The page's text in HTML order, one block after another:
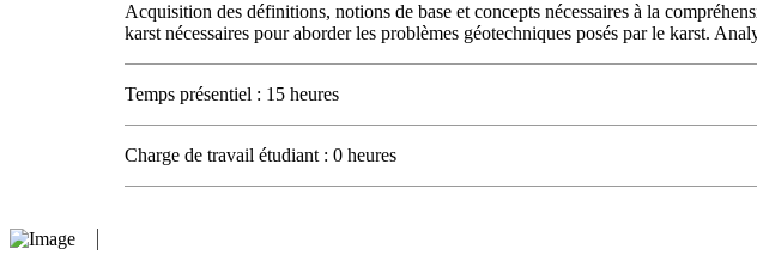
Acquisition des définitions, notions de base et concepts nécessaires à la
karst nécessaires pour aborder les problèmes géotechniques posés par le karst.
Temps présentiel : 15 heures
Charge de travail étudiant : 0 heures